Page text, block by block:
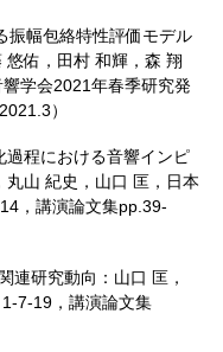
振幅包絡特性評価モデル
佑，田村 和輝，森 翔
学会2021年春季研究発
）
過程における音響インピ
山 紀史，山口 匡，日本
，講演論文集pp.39-
連研究動向：山口 匡，
7-19，講演論文集